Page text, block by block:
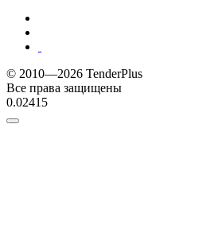
© 2010—2026 TenderPlus
Все права защищены
0.02415